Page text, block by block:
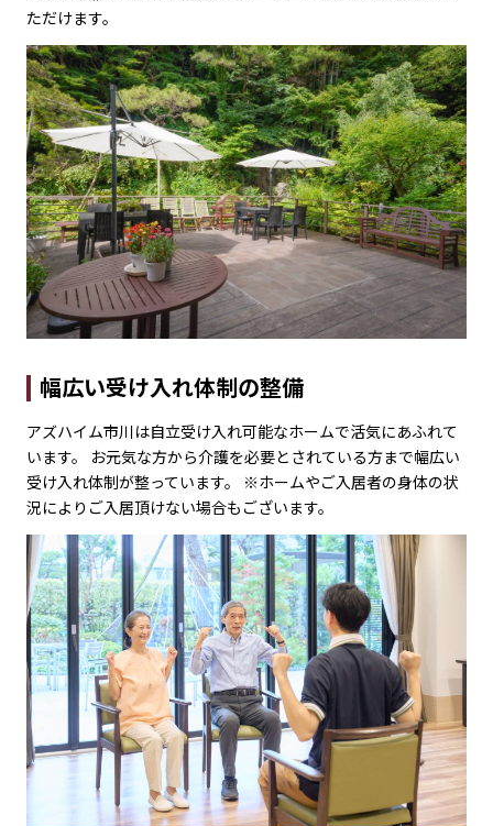
ただけます。
幅広い受け入れ体制の整備
アズハイム市川は自立受け入れ可能なホームで活気にあふれて
います。 お元気な方から介護を必要とされている方まで幅広い
受け入れ体制が整っています。 ※ホームやご入居者の身体の状
況によりご入居頂けない場合もございます。